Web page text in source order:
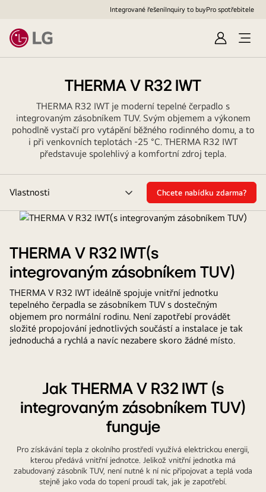
Integrované řešeníInquiry to buyPro spotřebitele
Přihlásit
se
THERMA V R32 IWT
THERMA R32 IWT je moderní tepelné čerpadlo s
integrovaným zásobníkem TUV. Svým objemem a výkonem
pohodlně vystačí pro vytápění běžného rodinného domu, a to
i při venkovních teplotách -25 °C. THERMA R32 IWT
představuje spolehlivý a komfortní zdroj tepla.
Vlastnosti
přepínání
menu
Chcete nabídku zdarma?
THERMA V R32 IWT(s
integrovaným zásobníkem TUV)
THERMA V R32 IWT ideálně spojuje vnitřní jednotku
tepelného čerpadla se zásobníkem TUV s dostečným
objemem pro normální rodinu. Není zapotřebí provádět
složité propojování jednotlivých součástí a instalace je tak
jednoduchá a rychlá a navíc nezabere skoro žádné místo.
Jak THERMA V R32 IWT (s
integrovaným zásobníkem TUV)
funguje
Pro získávání tepla z okolního prostředí využívá elektrickou energii,
kterou předává vnitřní jednotce. Jelikož vnitřní jednotka má
zabudovaný zásobník TUV, není nutné k ní nic připojovat a teplá voda
stejně jako voda do topení proudí tak, jak je zapotřebí.